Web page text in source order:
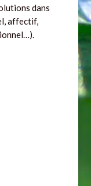
dans
affectif,